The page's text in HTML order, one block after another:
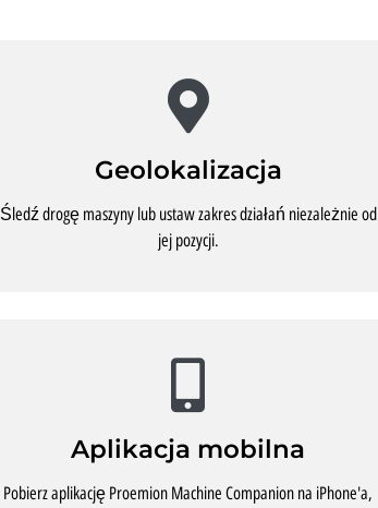
Geolokalizacja
Śledź drogę maszyny lub ustaw zakres działań niezależnie od
jej pozycji.
Aplikacja mobilna
Pobierz aplikację Proemion Machine Companion na iPhone'a,